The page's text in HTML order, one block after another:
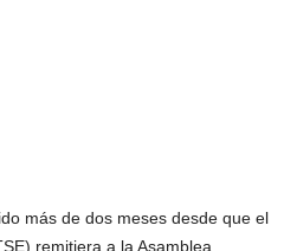
más de dos meses desde que el
remitiera a la Asamblea